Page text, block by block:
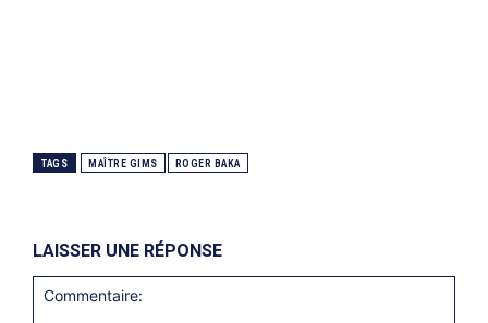
TAGS MAÎTRE GIMS ROGER BAKA
LAISSER UNE RÉPONSE